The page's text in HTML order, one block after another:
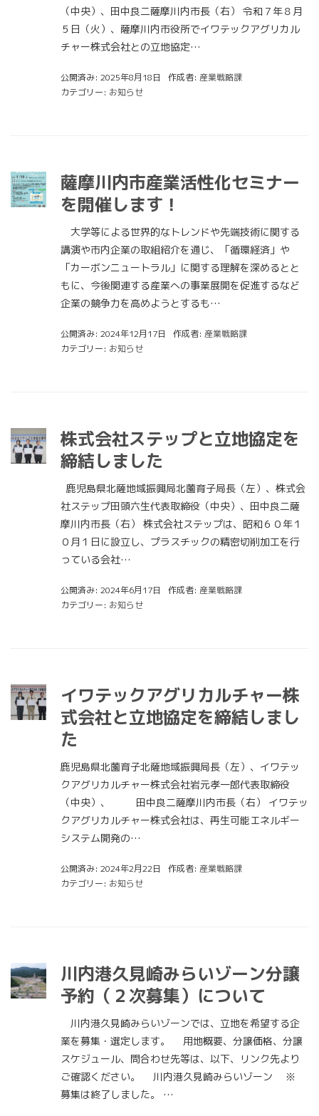
（中央）、田中良二薩摩川内市長（右） 令和７年８月
５日（火）、薩摩川内市役所でイワテックアグリカル
チャー株式会社との立地協定…
公開済み: 2025年8月18日 作成者: 産業戦略課
カテゴリー: お知らせ
薩摩川内市産業活性化セミナー
を開催します！
大学等による世界的なトレンドや先端技術に関する
講演や市内企業の取組紹介を通じ、「循環経済」や
「カーボンニュートラル」に関する理解を深めるとと
もに、今後関連する産業への事業展開を促進するなど
企業の競争力を高めようとするも…
公開済み: 2024年12月17日 作成者: 産業戦略課
カテゴリー: お知らせ
株式会社ステップと立地協定を
締結しました
鹿児島県北薩地域振興局北薗育子局長（左）、株式会
社ステップ田頭六生代表取締役（中央）、田中良二薩
摩川内市長（右） 株式会社ステップは、昭和６０年１
０月１日に設立し、プラスチックの精密切削加工を行
っている会社…
公開済み: 2024年6月17日 作成者: 産業戦略課
カテゴリー: お知らせ
イワテックアグリカルチャー株
式会社と立地協定を締結しまし
た
鹿児島県北薗育子北薩地域振興局長（左）、イワテッ
クアグリカルチャー株式会社岩元孝一郎代表取締役
（中央）、 田中良二薩摩川内市長（右） イワテッ
クアグリカルチャー株式会社は、再生可能エネルギー
システム開発の…
公開済み: 2024年2月22日 作成者: 産業戦略課
カテゴリー: お知らせ
川内港久見崎みらいゾーン分譲
予約（２次募集）について
川内港久見崎みらいゾーンでは、立地を希望する企
業を募集・選定します。 用地概要、分譲価格、分譲
スケジュール、問合わせ先等は、以下、リンク先より
ご確認ください。 川内港久見崎みらいゾーン ※
募集は終了しました。 …